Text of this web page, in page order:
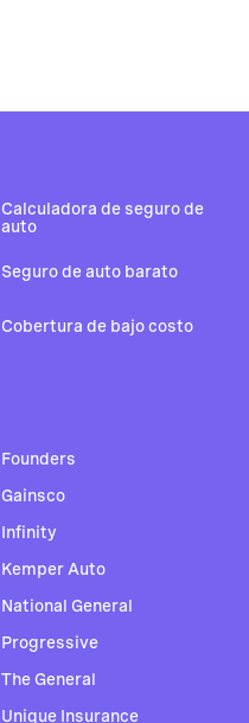
Calculadora de seguro de
auto
Seguro de auto barato
Cobertura de bajo costo
Founders
Gainsco
Infinity
Kemper Auto
National General
Progressive
The General
Unique Insurance